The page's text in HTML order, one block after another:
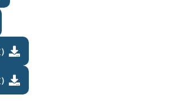

